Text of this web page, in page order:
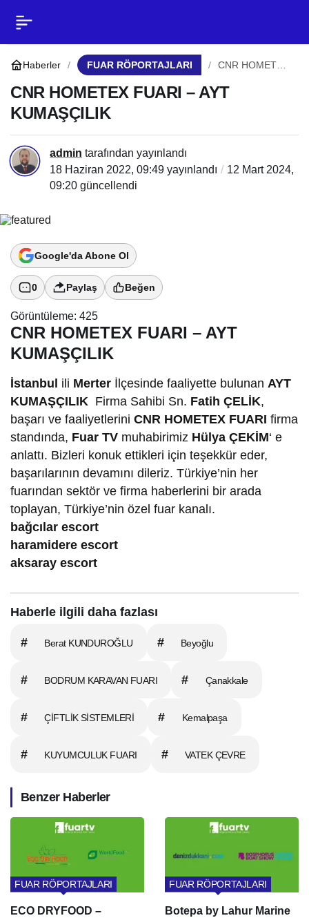
Haberler FUAR RÖPORTAJLARI
CNR HOMETEX
KUMAŞÇILIK
CNR HOMETEX FUARI – AYT
KUMAŞÇILIK
admin tarafından yayınlandı
18 Haziran 2022, 09:49 yayınlandı
12 Mart 2024,
09:20 güncellendi
Google'da Abone Ol
0 Paylaş Beğen
Görüntüleme: 425
CNR HOMETEX FUARI – AYT
KUMAŞÇILIK
İstanbul ili Merter İlçesinde faaliyette bulunan AYT
KUMAŞÇILIK Firma Sahibi Sn. Fatih ÇELİK,
başarı ve faaliyetleriniCNR HOMETEX FUARI firma
standında, Fuar TV muhabirimiz Hülya ÇEKİM‘ e
anlattı. Bizleri konuk ettikleri için teşekkür eder,
başarılarının devamını dileriz. Türkiye’nin her
fuarından sektör ve firma haberlerini bir arada
toplayan, Türkiye’nin özel fuar kanalı.
bağcılar escort
haramidere escort
aksaray escort
CNR HOMETEX FUARI
– AYT KUMAŞÇILIK
Haberle ilgili daha fazlası
# Berat KUNDUROĞLU # Beyoğlu
# BODRUM KARAVAN FUARI # Çanakkale
# ÇİFTLİK SİSTEMLERİ # Kemalpaşa
# KUYUMCULUK FUARI # VATEK ÇEVRE
Benzer Haberler
ECO DRYFOOD –
FUAR RÖPORTAJLARI
Botepa by Lahur Marine
FUAR RÖPORTAJLARI